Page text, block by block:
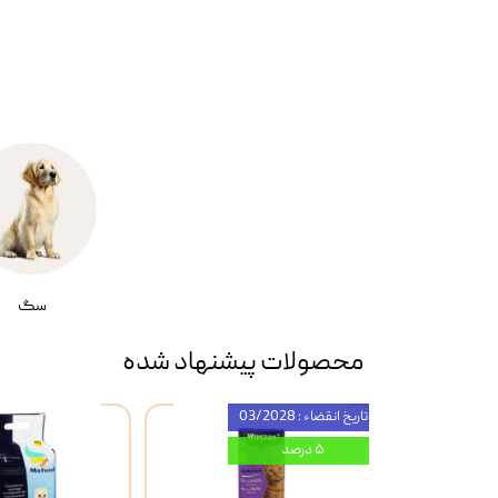
سگ
محصولات پیشنهاد شده
تاریخ انقضاء : 03/2028
۵ درصد